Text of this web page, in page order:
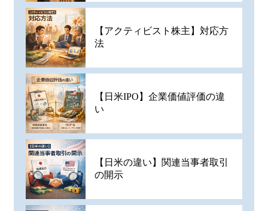
【アクティビスト株主】対応方
法
【日米IPO】企業価値評価の違
い
【日米の違い】関連当事者取引
の開示